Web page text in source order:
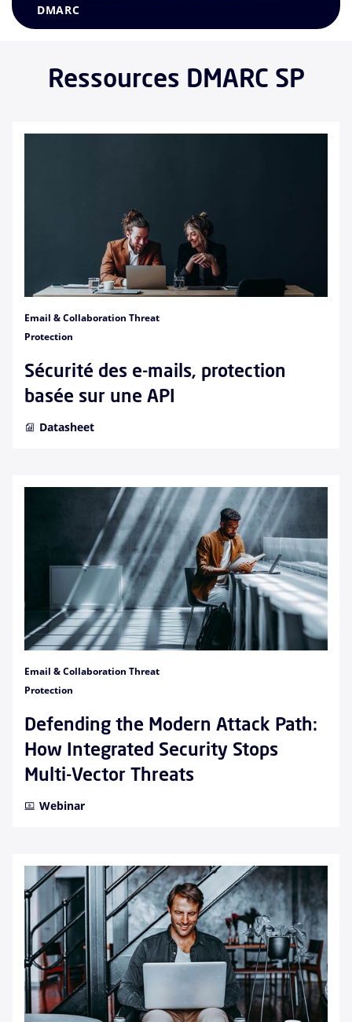
DMARC
Ressources DMARC SP
Email & Collaboration Threat
Protection
Sécurité des e-mails, protection
basée sur une API
Datasheet
Email & Collaboration Threat
Protection
Defending the Modern Attack Path:
How Integrated Security Stops
Multi-Vector Threats
Webinar